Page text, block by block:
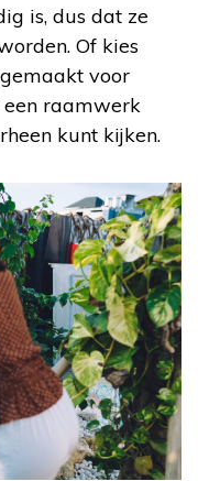
is, dus dat ze
Of kies
voor
een raamwerk
kunt kijken.